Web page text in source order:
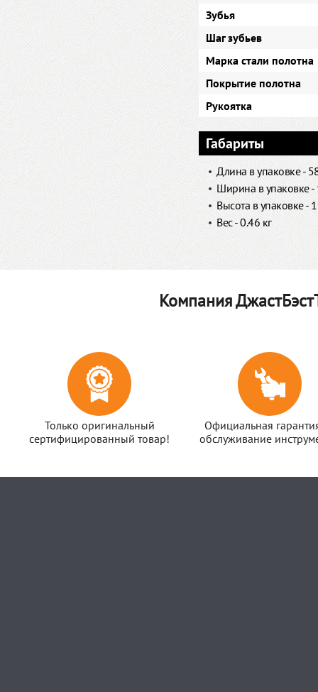
Зубья
Шаг зубьев
Марка стали полотна
Покрытие полотна
Рукоятка
Габариты
Длина в упаковке -
Ширина в упаковке
Высота в упаковке -
Вес - 0.46 кг
Компания
Только оригинальный
сертифицированный товар!
Официальная
обслуживание